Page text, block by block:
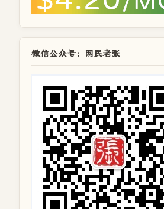
微信公众号：网民老张